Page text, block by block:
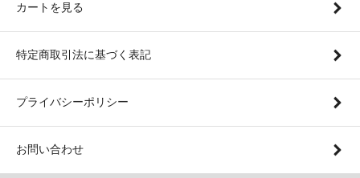
カートを見る
特定商取引法に基づく表記
プライバシーポリシー
お問い合わせ